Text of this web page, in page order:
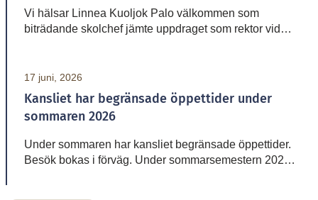
information inför terminsstarten. Vi ser fram […]
Vi hälsar Linnea Kuoljok Palo välkommen som
biträdande skolchef jämte uppdraget som rektor vid
17 juni, 2026
Kansliet har begränsade öppettider under
sommaren 2026
Under sommaren har kansliet begränsade öppettider.
Besök bokas i förväg. Under sommarsemestern 2026